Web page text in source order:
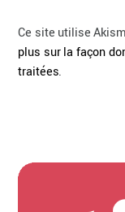
Ce site utilise
plus sur la façon
traitées.